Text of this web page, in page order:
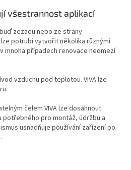
všestrannost aplikací
zezadu nebo ze strany
potrubí vytvořit několika různými
mnoha případech renovace neomezí
vzduchu pod teplotou. VIVA lze
čelem VIVA lze dosáhnout
potřebného pro montáž, údržbu a
usnadňuje používání zařízení po